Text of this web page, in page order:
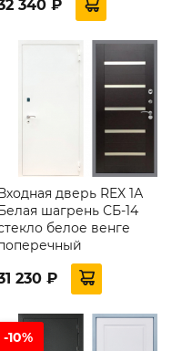
340 ₽
дверь REX 1А
шагрень СБ-14
белое венге
230 ₽
-10%